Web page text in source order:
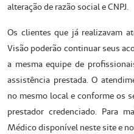
alteração de razão social e CNPJ.
Os clientes que já realizavam
Visão poderão continuar seus
a mesma equipe de
assistência prestada. O
no mesmo local e conforme os
prestador credenciado. Para
Médico disponível neste site e